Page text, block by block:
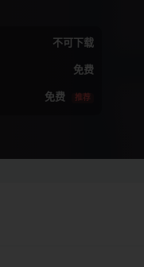
不可下载
免费
免费 推荐